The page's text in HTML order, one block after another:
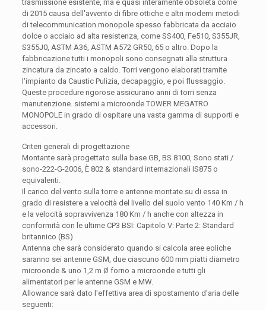
trasmissione esistente, ma è quasi interamente obsoleta come
di 2015 causa dell'avvento di fibre ottiche e altri moderni metodi
di telecommunication.monopole spesso fabbricata da acciaio
dolce o acciaio ad alta resistenza, come SS400, Fe510, S355JR,
S355J0, ASTM A36, ASTM A572 GR50, 65 o altro. Dopo la
fabbricazione tutti i monopoli sono consegnati alla struttura
zincatura da zincato a caldo. Torri vengono elaborati tramite
l'impianto da Caustic Pulizia, decapaggio, e poi flussaggio.
Queste procedure rigorose assicurano anni di torri senza
manutenzione. sistemi a microonde TOWER MEGATRO
MONOPOLE in grado di ospitare una vasta gamma di supporti e
accessori.
Criteri generali di progettazione
Montante sarà progettato sulla base GB, BS 8100, Sono stati /
sono-222-G-2006, È 802 & standard internazionali IS875 o
equivalenti.
Il carico del vento sulla torre e antenne montate su di essa in
grado di resistere a velocità del livello del suolo vento 140 Km / h
e la velocità sopravvivenza 180 Km / h anche con altezza in
conformità con le ultime CP3 BSI: Capitolo V: Parte 2: Standard
britannico (BS)
Antenna che sarà considerato quando si calcola aree eoliche
saranno sei antenne GSM, due ciascuno 600 mm piatti diametro
microonde & uno 1,2 m Ø forno a microonde e tutti gli
alimentatori per le antenne GSM e MW.
Allowance sarà dato l'effettiva area di spostamento d'aria delle
seguenti: